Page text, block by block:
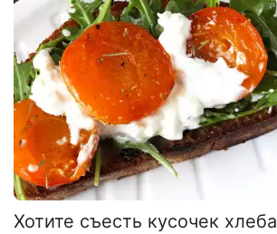
Хотите съесть кусочек